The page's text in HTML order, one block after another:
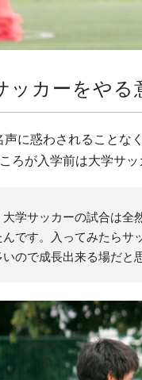
ッカーをやる
声に惑わされることな
ろが入学前は大学サッ
大学サッカーの試合は
んです。入ってみたらサ
いので成長出来る場だと